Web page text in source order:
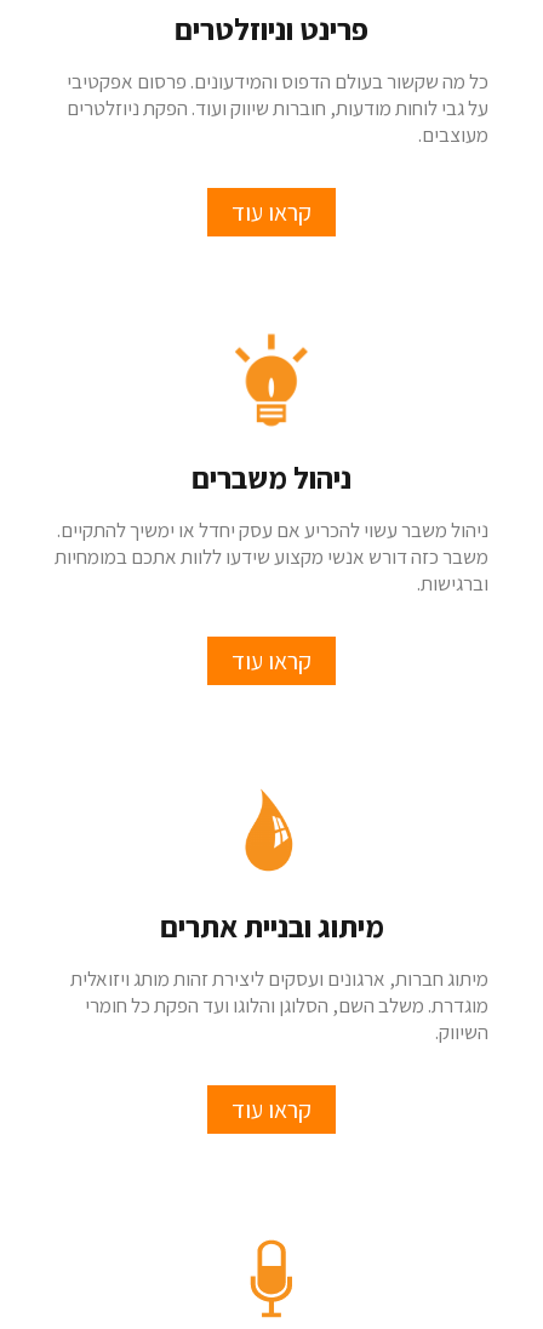
פרינט וניוזלטרים
כל מה שקשור בעולם הדפוס והמידעונים. פרסום אפקטיבי
על גבי לוחות מודעות, חוברות שיווק ועוד. הפקת ניוזלטרים
מעוצבים.
קראו עוד
ניהול משברים
ניהול משבר עשוי להכריע אם עסק יחדל או ימשיך להתקיים.
משבר כזה דורש אנשי מקצוע שידעו ללוות אתכם במומחיות
וברגישות.
קראו עוד
מיתוג ובניית אתרים
מיתוג חברות, ארגונים ועסקים ליצירת זהות מותג ויזואלית
מוגדרת. משלב השם, הסלוגן והלוגו ועד הפקת כל חומרי
השיווק.
קראו עוד